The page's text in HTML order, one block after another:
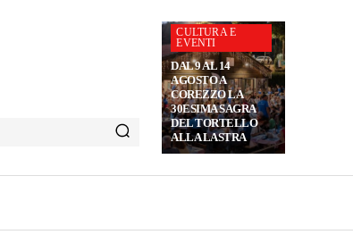
CULTURA E
EVENTI
DAL 9 AL 14
AGOSTO A
COREZZO LA
30ESIMA SAGRA
DEL TORTELLO
ALLA LASTRA